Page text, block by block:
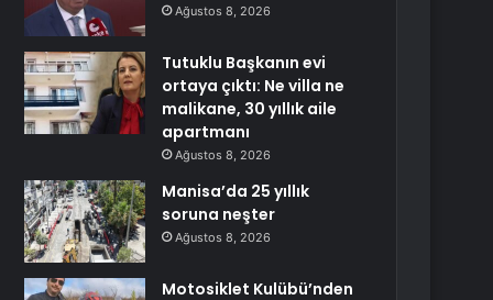
Ağustos 8, 2026
Tutuklu Başkanın evi
ortaya çıktı: Ne villa ne
malikane, 30 yıllık aile
apartmanı
Ağustos 8, 2026
Manisa’da 25 yıllık
soruna neşter
Ağustos 8, 2026
Motosiklet Kulübü’nden